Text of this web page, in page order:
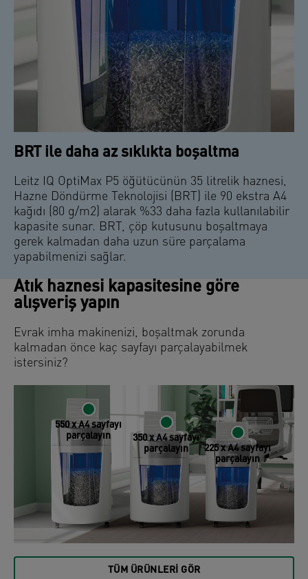
BRT ile daha az sıklıkta boşaltma
Leitz IQ OptiMax P5 öğütücünün 35 litrelik haznesi,
Hazne Döndürme Teknolojisi (BRT) ile 90 ekstra A4
kağıdı (80 g/m2) alarak %33 daha fazla kullanılabilir
kapasite sunar. BRT, çöp kutusunu boşaltmaya
gerek kalmadan daha uzun süre parçalama
yapabilmenizi sağlar.
Atık haznesi kapasitesine göre
alışveriş yapın
Evrak imha makinenizi, boşaltmak zorunda
kalmadan önce kaç sayfayı parçalayabilmek
istersiniz?
225 x A4 sayfayı
parçalayın
350 x A4 sayfayı
parçalayın
550 x A4 sayfayı
parçalayın
TÜM ÜRÜNLERI GÖR